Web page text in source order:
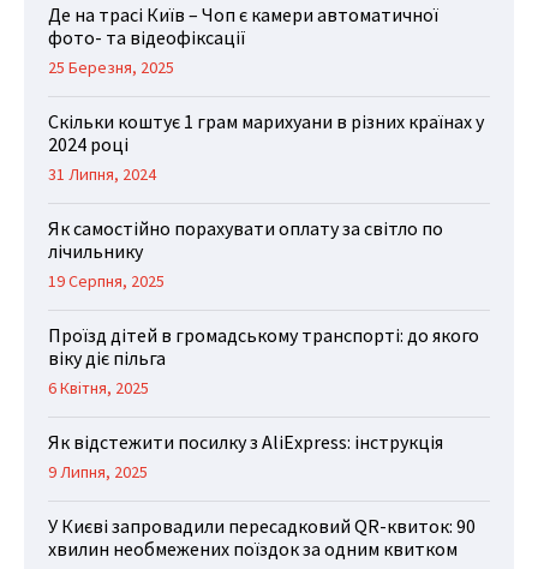
Де на трасі Київ – Чоп є камери автоматичної
фото- та відеофіксації
25 Березня, 2025
Скільки коштує 1 грам марихуани в різних країнах у
2024 році
31 Липня, 2024
Як самостійно порахувати оплату за світло по
лічильнику
19 Серпня, 2025
Проїзд дітей в громадському транспорті: до якого
віку діє пільга
6 Квітня, 2025
Як відстежити посилку з AliExpress: інструкція
9 Липня, 2025
У Києві запровадили пересадковий QR-квиток: 90
хвилин необмежених поїздок за одним квитком